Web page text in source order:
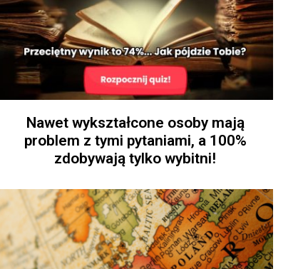
Nawet wykształcone osoby mają
problem z tymi pytaniami, a 100%
zdobywają tylko wybitni!